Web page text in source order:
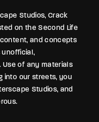
Studios, Crack
on the Second Life
and concepts
unofficial,
of any materials
into our streets, you
Studios, and